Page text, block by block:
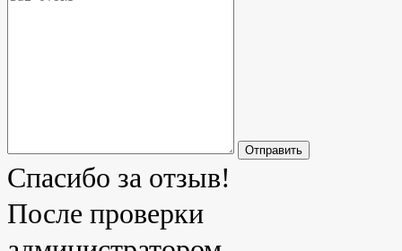
Отправить
Спасибо за отзыв!
После проверки